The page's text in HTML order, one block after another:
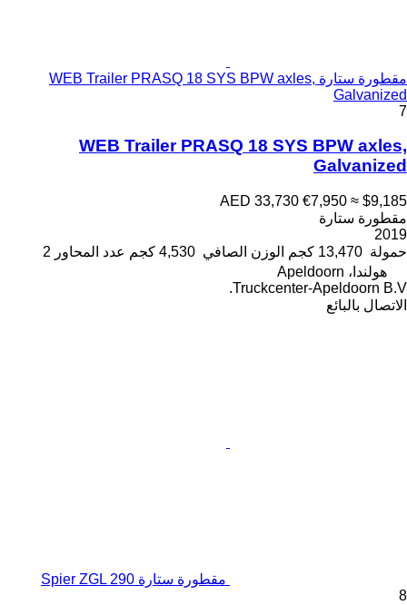
مقطورة ستارة WEB Trailer PRASQ 18 SYS BPW axles,
Galvanized
7
WEB Trailer PRASQ 18 SYS BPW axles,
Galvanized
AED 33,730 €7,950 ≈ $9,185
مقطورة ستارة
2019
حمولة 13,470 كجم الوزن الصافي 4,530 كجم عدد المحاور 2
هولندا، Apeldoorn
Truckcenter-Apeldoorn B.V.
الاتصال بالبائع
مقطورة ستارة Spier ZGL 290
8